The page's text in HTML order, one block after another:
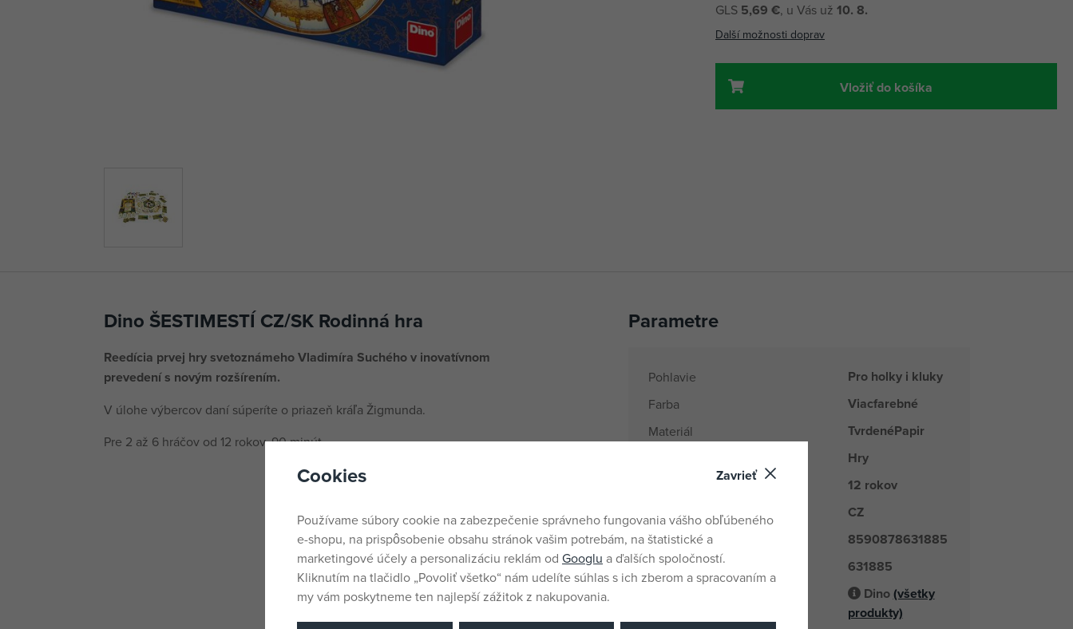
GLS 5,69 €, u Vás už 10. 8.
Další možnosti doprav
Vložiť do košíka
Dino ŠESTIMESTÍ CZ/SK Rodinná hra
Reedícia prvej hry svetoznámeho Vladimíra Suchého v inovatívnom
prevedení s novým rozšírením.
V úlohe výbercov daní súperíte o priazeň kráľa Žigmunda.
Pre 2 až 6 hráčov od 12 rokov, 90 minút.
Parametre
Pohlavie Pro holky i kluky
Farba Viacfarebné
Materiál TvrdenéPapir
Hry
12 rokov
Krajina pôvodu CZ
EANs 8590878631885
Dodávateľské číslo 631885
Dino(všetky
produkty)
Cookies Zavrieť
Používame súbory cookie na zabezpečenie správneho fungovania vášho obľúbeného
e-shopu, na prispôsobenie obsahu stránok vašim potrebám, na štatistické a
marketingové účely a personalizáciu reklám od Googlu a ďalších spoločností.
Kliknutím na tlačidlo „Povoliť všetko“ nám udelíte súhlas s ich zberom a spracovaním a
my vám poskytneme ten najlepší zážitok z nakupovania.